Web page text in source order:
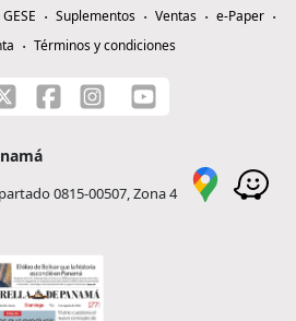
Suplementos Ventas
e-Paper
Términos y condiciones
0815-00507, Zona 4